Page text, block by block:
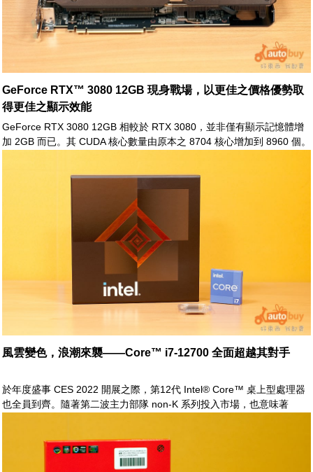
GeForce RTX™ 3080 12GB 現身戰場，以更佳之價格優勢取
得更佳之顯示效能
GeForce RTX 3080 12GB 相較於 RTX 3080，並非僅有顯示記憶體增
加 2GB 而已。其 CUDA 核心數量由原本之 8704 核心增加到 8960 個。
風雲變色，浪潮來襲——Core™ i7-12700 全面超越其對手
於年度盛事 CES 2022 開展之際，第12代 Intel® Core™ 桌上型處理器
也全員到齊。隨著第二波主力部隊 non-K 系列投入市場，也意味著